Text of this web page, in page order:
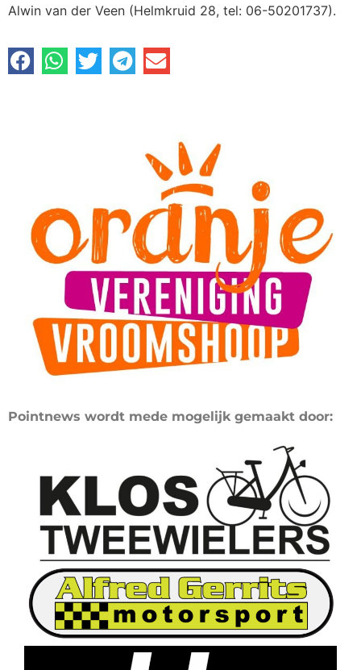
Alwin van der Veen (Helmkruid 28, tel: 06-50201737).
Pointnews wordt mede mogelijk gemaakt door: